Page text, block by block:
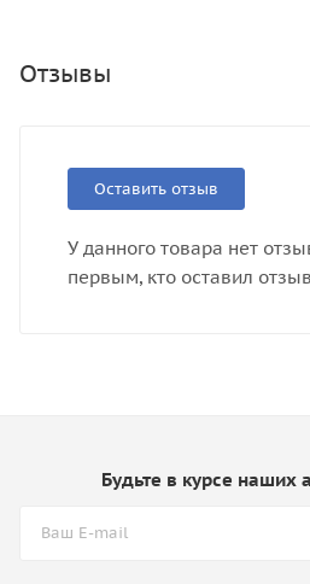
Отзывы
Оставить отзыв
У данного товара нет
первым, кто оставил
Будьте в курсе наших